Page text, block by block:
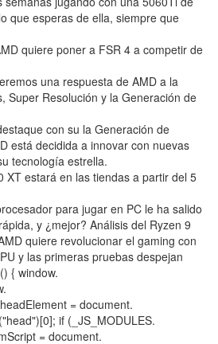
que esperas de ella, siempre que
quiere poner a FSR 4 a competir de
una respuesta de AMD a la
Super Resolución y la Generación de
con su la Generación de
está decidida a innovar con nuevas
tecnología estrella.
XT estará en las tiendas a partir del 5
para jugar en PC le ha salido
y ¿mejor? Análisis del Ryzen 9
quiere revolucionar el gaming con
y las primeras pruebas despejan
{ window.
= document.
if (_JS_MODULES.
= document.